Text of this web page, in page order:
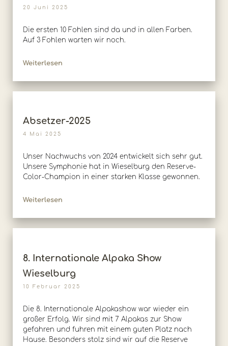
20 Juni 2025
Die ersten 10 Fohlen sind da und in allen Farben.
Auf 3 Fohlen warten wir noch.
Weiterlesen
Absetzer-2025
4 Mai 2025
Unser Nachwuchs von 2024 entwickelt sich sehr gut.
Unsere Symphonie hat in Wieselburg den Reserve-
Color-Champion in einer starken Klasse gewonnen.
Weiterlesen
8. Internationale Alpaka Show
Wieselburg
10 Februar 2025
Die 8. Internationale Alpakashow war wieder ein
großer Erfolg. Wir sind mit 7 Alpakas zur Show
gefahren und fuhren mit einem guten Platz nach
Hause. Besonders stolz sind wir auf die Reserve